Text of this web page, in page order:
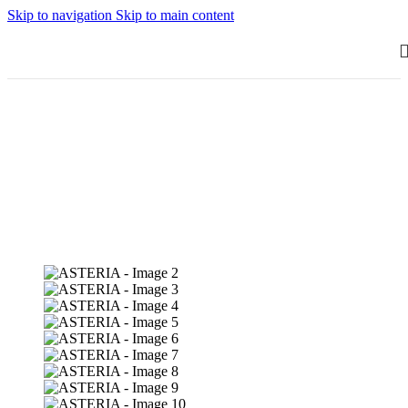
Skip to navigation Skip to main content